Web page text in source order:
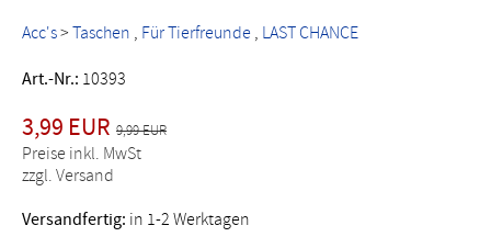
Acc's> Taschen Für Tierfreunde LAST CHANCE
Art.-Nr.: 10393
3,99 EUR 9,99 EUR
Preise inkl. MwSt
zzgl. Versand
Versandfertig: in 1-2 Werktagen